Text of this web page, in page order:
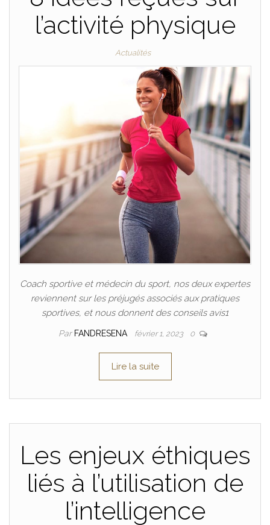
l’activité physique
Actualités
Coach sportive et médecin du sport, nos deux expertes
reviennent sur les préjugés associés aux pratiques
sportives, et nous donnent des conseils avis1
Par FANDRESENA février 1, 2023 0
Lire la suite
Les enjeux éthiques
liés à l’utilisation de
l’intelligence